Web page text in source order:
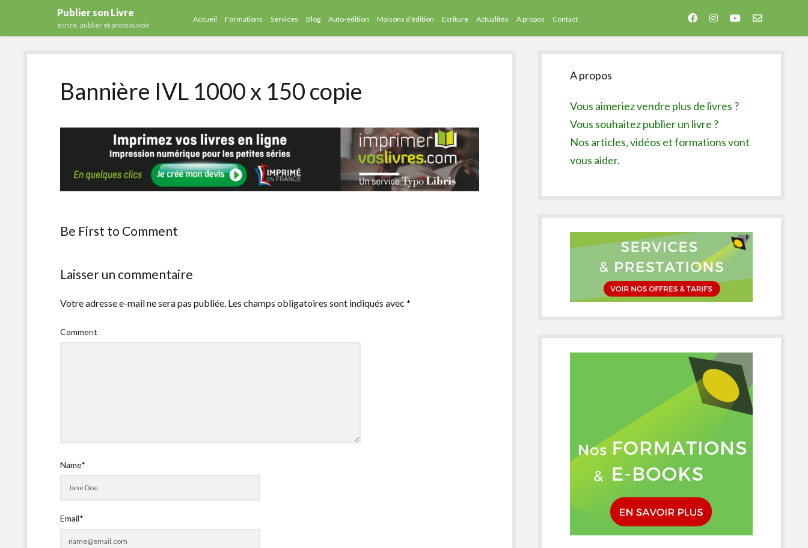
Publier son Livre
écrire, publier et promouvoir
Accueil Formations Services Blog Auto-édition Maisons d’édition Ecriture Actualités A propos Contact facebookinstagram
youtubeemail-
Bannière IVL 1000 x 150 copie
Be First to Comment
Laisser un commentaire
Votre adresse e-mail ne sera pas publiée. Les champs obligatoires sont indiqués avec*
Comment
Name*
Email*
Sidebar
A propos
Vous aimeriez vendre plus de livres ?
Vous souhaitez publier un livre ?
Nos articles, vidéos et formations vont
vous aider.